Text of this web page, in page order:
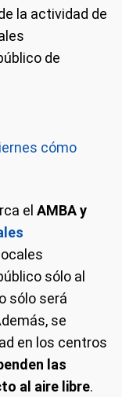
la actividad de
de
cómo
el AMBA y
sólo al
sólo será
se
en los centros
las
al aire libre.